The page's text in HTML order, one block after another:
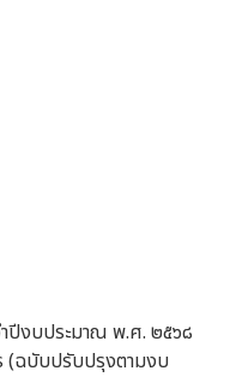
ปีงบประมาณ พ.ศ. ๒๕๖๘
(ฉบับปรับปรุงตามงบ